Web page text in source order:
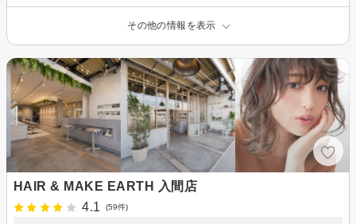
その他の情報を表示
HAIR & MAKE EARTH 入間店
4.1
(59件)